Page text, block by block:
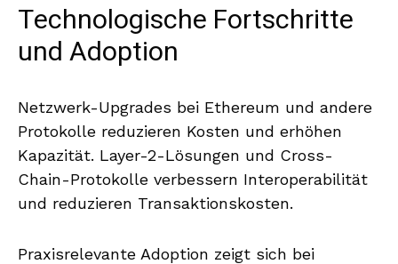
Technologische Fortschritte
und Adoption
Netzwerk-Upgrades bei Ethereum und andere
Protokolle reduzieren Kosten und erhöhen
Kapazität. Layer-2-Lösungen und Cross-
Chain-Protokolle verbessern Interoperabilität
und reduzieren Transaktionskosten.
Praxisrelevante Adoption zeigt sich bei